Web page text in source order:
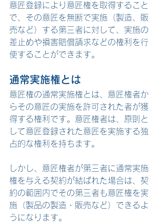
意匠登録により意匠権を取得すること
で、その意匠を無断で実施（製造、販
売など）する第三者に対して、実施の
差止めや損害賠償請求などの権利を行
使することができます。
通常実施権とは
意匠権の通常実施権とは、意匠権者か
らその意匠の実施を許可された者が獲
得する権利です。意匠権者は、原則と
して意匠登録された意匠を実施する独
占的な権利を持ちます。
しかし、意匠権者が第三者に通常実施
権を与える契約が結ばれた場合は、契
約の範囲内でその第三者も意匠権を実
施（製品の製造・販売など）できるよ
うになります。